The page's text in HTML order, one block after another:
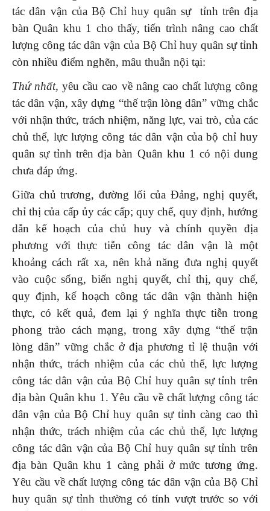
tác dân vận của Bộ Chỉ huy quân sự tỉnh trên địa
bàn Quân khu 1 cho thấy, tiến trình nâng cao chất
lượng công tác dân vận của Bộ Chỉ huy quân sự tỉnh
còn nhiều điểm nghẽn, mâu thuẫn nội tại:
Thứ nhất, yêu cầu cao về nâng cao chất lượng công
tác dân vận, xây dựng “thế trận lòng dân” vững chắc
với nhận thức, trách nhiệm, năng lực, vai trò, của các
chủ thể, lực lượng công tác dân vận của bộ chỉ huy
quân sự tỉnh trên địa bàn Quân khu 1 có nội dung
chưa đáp ứng.
Giữa chủ trương, đường lối của Đảng, nghị quyết,
chỉ thị của cấp ủy các cấp; quy chế, quy định, hướng
dẫn kế hoạch của chủ huy và chính quyền địa
phương với thực tiễn công tác dân vận là một
khoảng cách rất xa, nên khả năng đưa nghị quyết
vào cuộc sống, biến nghị quyết, chỉ thị, quy chế,
quy định, kế hoạch công tác dân vận thành hiện
thực, có kết quả, đem lại ý nghĩa thực tiễn trong
phong trào cách mạng, trong xây dựng “thế trận
lòng dân” vững chắc ở địa phương tỉ lệ thuận với
nhận thức, trách nhiệm của các chủ thể, lực lượng
công tác dân vận của Bộ Chỉ huy quân sự tỉnh trên
địa bàn Quân khu 1. Yêu cầu về chất lượng công tác
dân vận của Bộ Chỉ huy quân sự tỉnh càng cao thì
nhận thức, trách nhiệm của các chủ thể, lực lượng
công tác dân vận của Bộ Chỉ huy quân sự tỉnh trên
địa bàn Quân khu 1 càng phải ở mức tương ứng.
Yêu cầu về chất lượng công tác dân vận của Bộ Chỉ
huy quân sự tỉnh thường có tính vượt trước so với